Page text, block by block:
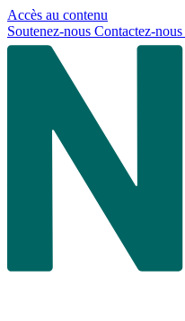
Accès au contenu
Soutenez-nous Contactez-nous
Panneau de gestion des cookies